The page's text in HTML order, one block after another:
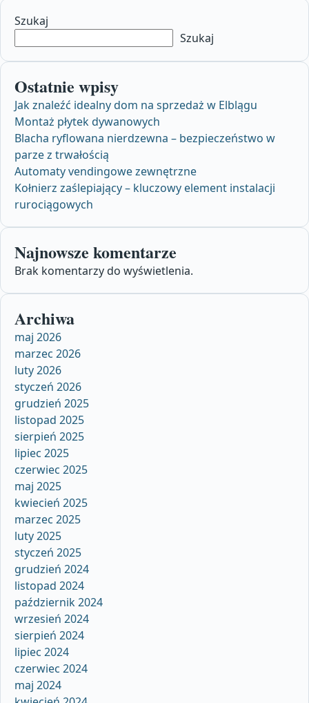
Szukaj
Szukaj
Ostatnie wpisy
Jak znaleźć idealny dom na sprzedaż w Elblągu
Montaż płytek dywanowych
Blacha ryflowana nierdzewna – bezpieczeństwo w
parze z trwałością
Automaty vendingowe zewnętrzne
Kołnierz zaślepiający – kluczowy element instalacji
rurociągowych
Najnowsze komentarze
Brak komentarzy do wyświetlenia.
Archiwa
maj 2026
marzec 2026
luty 2026
styczeń 2026
grudzień 2025
listopad 2025
sierpień 2025
lipiec 2025
czerwiec 2025
maj 2025
kwiecień 2025
marzec 2025
luty 2025
styczeń 2025
grudzień 2024
listopad 2024
październik 2024
wrzesień 2024
sierpień 2024
lipiec 2024
czerwiec 2024
maj 2024